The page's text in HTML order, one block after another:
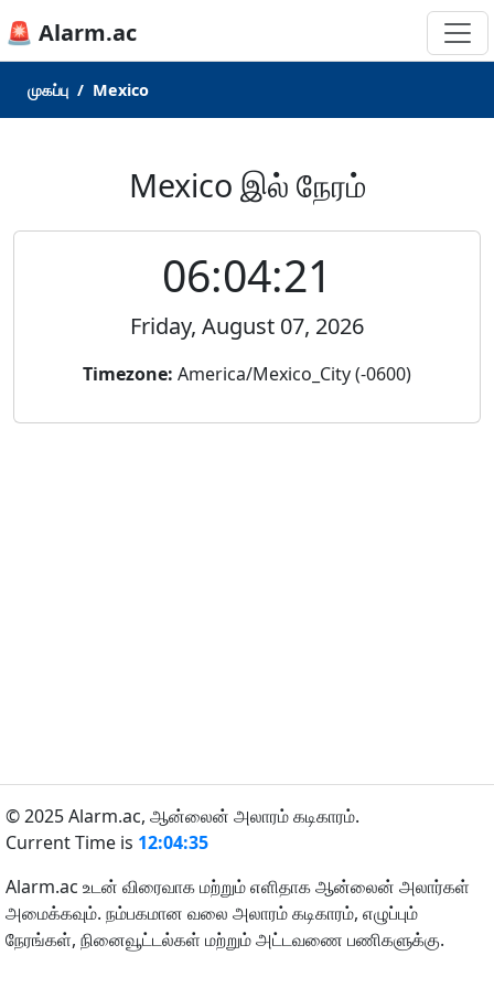
🚨 Alarm.ac
முகப்பு Mexico
Mexico இல் நேரம்
06:04:21
Friday, August 07, 2026
Timezone: America/Mexico_City (-0600)
© 2025 Alarm.ac, ஆன்லைன் அலாரம் கடிகாரம்.
Current Time is 12:04:35
Alarm.ac உடன் விரைவாக மற்றும் எளிதாக ஆன்லைன் அலார்கள்
அமைக்கவும். நம்பகமான வலை அலாரம் கடிகாரம், எழுப்பும்
நேரங்கள், நினைவூட்டல்கள் மற்றும் அட்டவணை பணிகளுக்கு.